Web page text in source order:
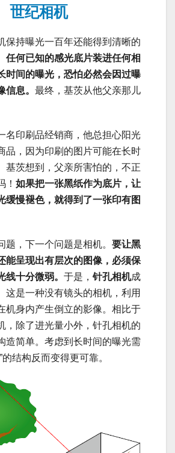
世纪相机
保持曝光一百年还能得到清晰的
任何已知的感光底片装进任何相
时间的曝光，恐怕必然会因过曝
信息。 最终，基茨从他父亲那儿
名印刷品经销商，他总担心阳光
品，因为印刷的图片可能在长时
基茨想到，父亲所害怕的，不正
！ 如果把一张黑纸作为底片，让
缓慢褪色，就得到了一张印有图
题，下一个问题是相机。 要让黑
能呈现出有层次的图像，必须保
线十分微弱。 于是， 针孔相机成
这是一种没有镜头的相机，利用
机身内产生倒立的影像。相比于
，除了进光量小外，针孔相机的
造简单。考虑到长时间的曝光需
的结构反而变得更可靠。